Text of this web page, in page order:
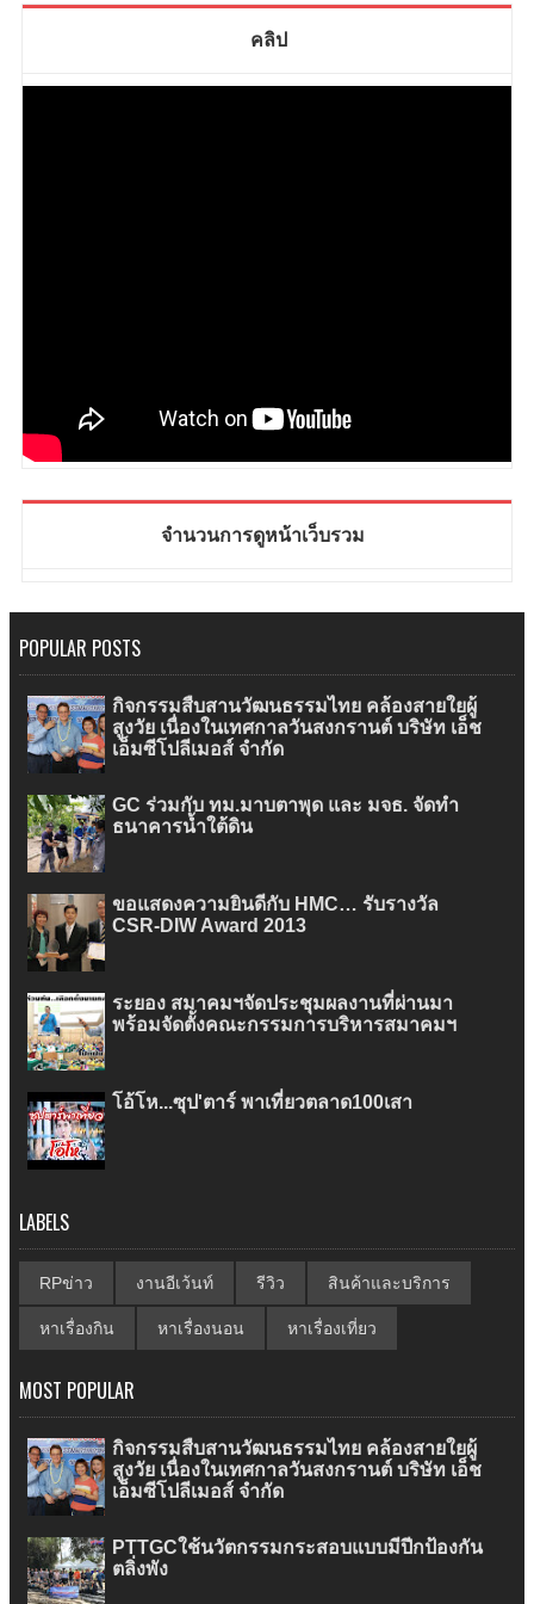
คลิป
จำนวนการดูหน้าเว็บรวม
POPULAR POSTS
กิจกรรมสืบสานวัฒนธรรมไทย คล้องสายใยผู้
สูงวัย เนื่องในเทศกาลวันสงกรานต์ บริษัท เอ็ช
เอ็มซีโปลีเมอส์ จำกัด
GC ร่วมกับ ทม.มาบตาพุด และ มจธ. จัดทำ
ธนาคารน้ำใต้ดิน
ขอแสดงความยินดีกับ HMC… รับรางวัล
CSR-DIW Award 2013
ระยอง สมาคมฯจัดประชุมผลงานที่ผ่านมา
พร้อมจัดตั้งคณะกรรมการบริหารสมาคมฯ
โอ้โห...ซุป'ตาร์ พาเที่ยวตลาด100เสา
LABELS
RPข่าว งานอีเว้นท์ รีวิว สินค้าและบริการ
หาเรื่องกิน หาเรื่องนอน หาเรื่องเที่ยว
MOST POPULAR
กิจกรรมสืบสานวัฒนธรรมไทย คล้องสายใยผู้
สูงวัย เนื่องในเทศกาลวันสงกรานต์ บริษัท เอ็ช
เอ็มซีโปลีเมอส์ จำกัด
PTTGCใช้นวัตกรรมกระสอบแบบมีปีกป้องกัน
ตลิ่งพัง